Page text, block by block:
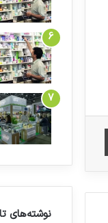
نوشته‌های